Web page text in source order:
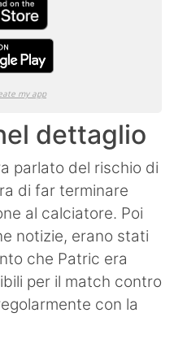
dettaglio
parlato del rischio di
di far terminare
al calciatore. Poi
notizie, erano stati
che Patric era
per il match contro
con la